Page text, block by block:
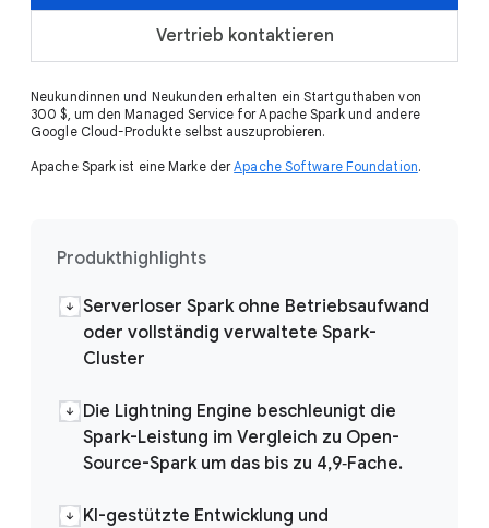
Vertrieb kontaktieren
Neukundinnen und Neukunden erhalten ein Startguthaben von
300 $, um den Managed Service for Apache Spark und andere
Google Cloud-Produkte selbst auszuprobieren.
Apache Spark ist eine Marke derApache Software Foundation.
Produkthighlights
Serverloser Spark ohne Betriebsaufwand
oder vollständig verwaltete Spark-
Cluster
Die Lightning Engine beschleunigt die
Spark-Leistung im Vergleich zu Open-
Source-Spark um das bis zu 4,9‑Fache.
KI-gestützte Entwicklung und